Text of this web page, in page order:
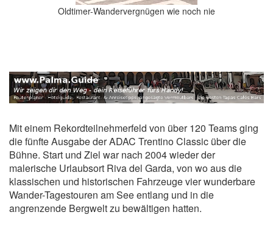
Oldtimer-Wandervergnügen wie noch nie
Mit einem Rekordteilnehmerfeld von über 120 Teams ging
die fünfte Ausgabe der ADAC Trentino Classic über die
Bühne. Start und Ziel war nach 2004 wieder der
malerische Urlaubsort Riva del Garda, von wo aus die
klassischen und historischen Fahrzeuge vier wunderbare
Wander-Tagestouren am See entlang und in die
angrenzende Bergwelt zu bewältigen hatten.